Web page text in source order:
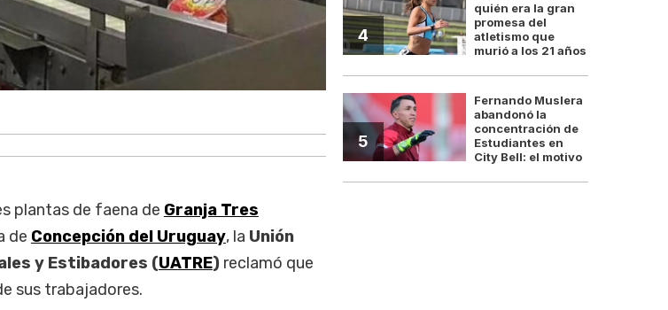
plantas de faena de Granja Tres
de Concepción del Uruguay, la Unión
y Estibadores (UATRE)reclamó que
sus trabajadores.
4
quién era la gran
promesa del
atletismo que
murió a los 21 años
5
Fernando Muslera
abandonó la
concentración de
Estudiantes en
City Bell: el motivo